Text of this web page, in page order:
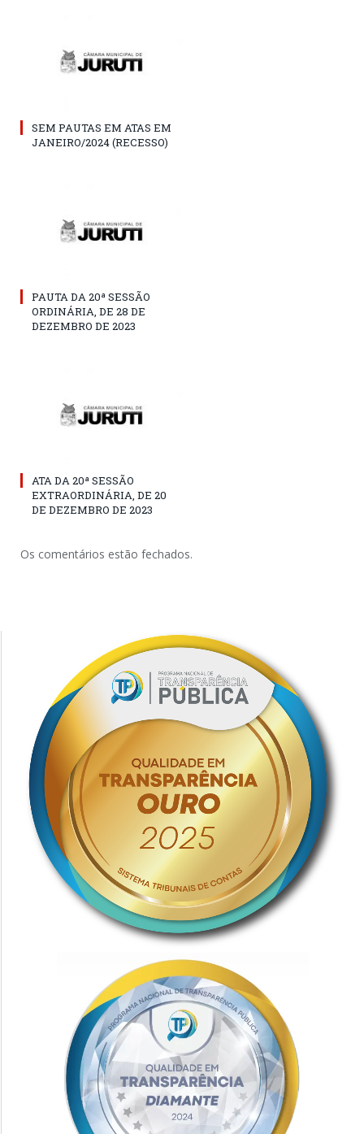
SEM PAUTAS EM ATAS EM
JANEIRO/2024 (RECESSO)
PAUTA DA 20ª SESSÃO
ORDINÁRIA, DE 28 DE
DEZEMBRO DE 2023
ATA DA 20ª SESSÃO
EXTRAORDINÁRIA, DE 20
DE DEZEMBRO DE 2023
Os comentários estão fechados.